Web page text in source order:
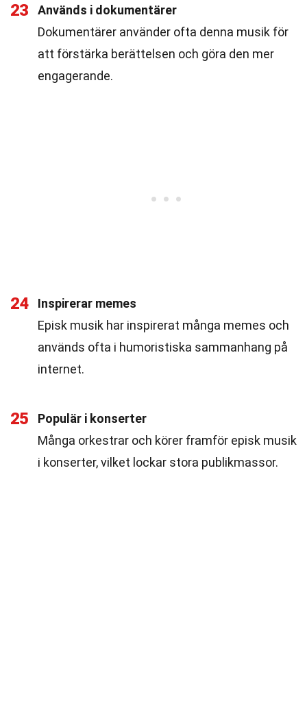
23
Används i dokumentärer
Dokumentärer använder ofta denna musik för
att förstärka berättelsen och göra den mer
engagerande.
24
Inspirerar memes
Episk musik har inspirerat många memes och
används ofta i humoristiska sammanhang på
internet.
25
Populär i konserter
Många orkestrar och körer framför episk musik
i konserter, vilket lockar stora publikmassor.